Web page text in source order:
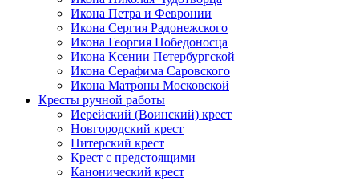
Икона Петра и Февронии
Икона Сергия Радонежского
Икона Георгия Победоносца
Икона Ксении Петербургской
Икона Серафима Саровского
Икона Матроны Московской
Кресты ручной работы
Иерейский (Воинский) крест
Новгородский крест
Питерский крест
Крест с предстоящими
Канонический крест